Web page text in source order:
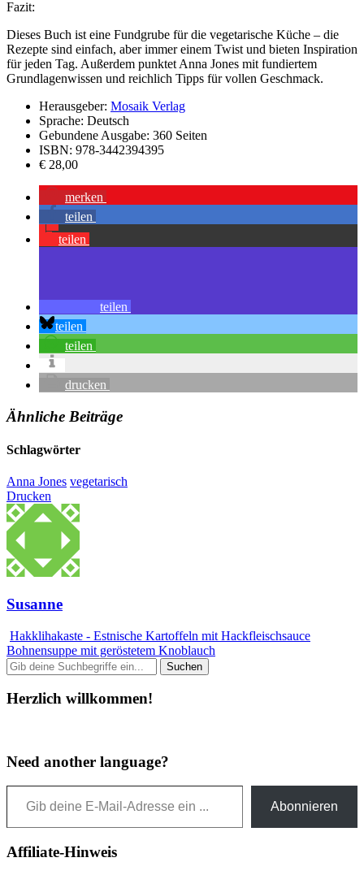
Fazit:
Dieses Buch ist eine Fundgrube für die vegetarische Küche – die
Rezepte sind einfach, aber immer einem Twist und bieten Inspiration
für jeden Tag. Außerdem punktet Anna Jones mit fundiertem
Grundlagenwissen und reichlich Tipps für vollen Geschmack.
Herausgeber: Mosaik Verlag
Sprache: Deutsch
Gebundene Ausgabe: 360 Seiten
ISBN: 978-3442394395
€ 28,00
merken
teilen
teilen
teilen
teilen
teilen
drucken
Ähnliche Beiträge
Schlagwörter
Anna Jones vegetarisch
Drucken
Susanne
Hakklihakaste - Estnische Kartoffeln mit Hackfleischsauce
Bohnensuppe mit geröstetem Knoblauch
Herzlich willkommen!
Need another language?
Gib deine E-Mail-Adresse ein ...
Abonnieren
Affiliate-Hinweis